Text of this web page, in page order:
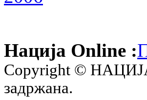
Нација Online :
Copyright ©
задржана.